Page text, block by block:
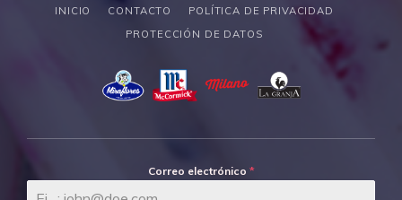
INICIO CONTACTO
POLÍTICA DE PRIVACIDAD
PROTECCIÓN DE DATOS
Correo electrónico *